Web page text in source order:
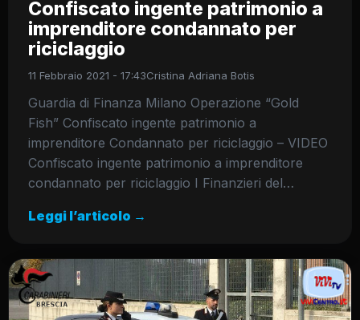
Confiscato ingente patrimonio a
imprenditore condannato per
riciclaggio
11 Febbraio 2021 - 17:43Cristina Adriana Botis
Guardia di Finanza Milano Operazione “Gold
Fish” Confiscato ingente patrimonio a
imprenditore Condannato per riciclaggio – VIDEO
Confiscato ingente patrimonio a imprenditore
condannato per riciclaggio I Finanzieri del…
Leggi l’articolo →